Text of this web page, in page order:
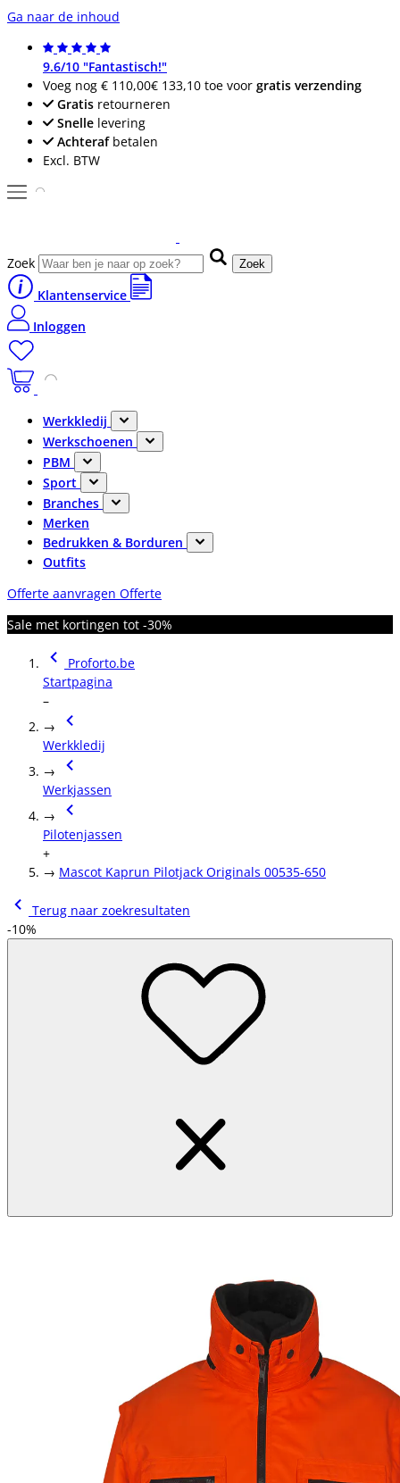
Ga naar de inhoud
9.6/10 "Fantastisch!"
Voeg nog € 110,00€ 133,10 toe voor gratis verzending
Gratis retourneren
Snelle levering
Achterafbetalen
Excl. BTW
Zoek Zoek
Klantenservice
Inloggen
Werkkledij
Werkschoenen
PBM
Sport
Branches
Merken
Bedrukken & Borduren
Outfits
Offerte aanvragen Offerte
Sale met kortingen tot -30%
Proforto.be
Startpagina
–
→
Werkkledij
→
Werkjassen
→
Pilotenjassen
+
→ Mascot Kaprun Pilotjack Originals 00535-650
Terug naar zoekresultaten
-10%